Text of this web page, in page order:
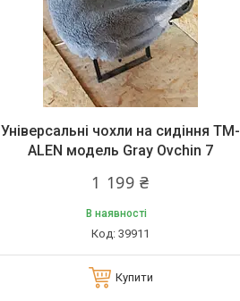
Універсальні чохли на сидіння TM-
ALEN модель Gray Ovchin 7
1 199 ₴
В наявності
39911
Купити